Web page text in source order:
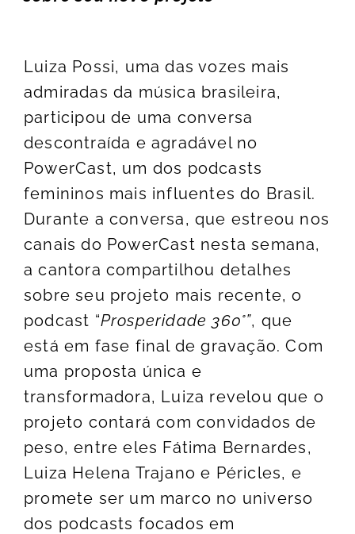
Luiza Possi, uma das vozes mais
admiradas da música brasileira,
participou de uma conversa
descontraída e agradável no
PowerCast, um dos podcasts
femininos mais influentes do Brasil.
Durante a conversa, que estreou nos
canais do PowerCast nesta semana,
a cantora compartilhou detalhes
sobre seu projeto mais recente, o
podcast “Prosperidade 360°”, que
está em fase final de gravação. Com
uma proposta única e
transformadora, Luiza revelou que o
projeto contará com convidados de
peso, entre eles Fátima Bernardes,
Luiza Helena Trajano e Péricles, e
promete ser um marco no universo
dos podcasts focados em